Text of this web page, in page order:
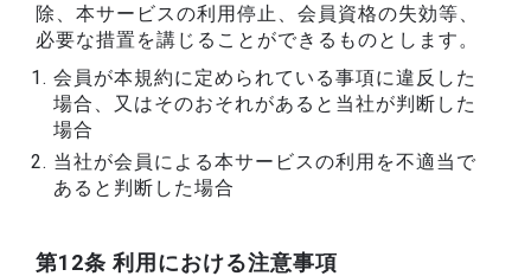
除、本サービスの利用停止、会員資格の失効等、
必要な措置を講じることができるものとします。
会員が本規約に定められている事項に違反した
場合、又はそのおそれがあると当社が判断した
場合
当社が会員による本サービスの利用を不適当で
あると判断した場合
第12条 利用における注意事項